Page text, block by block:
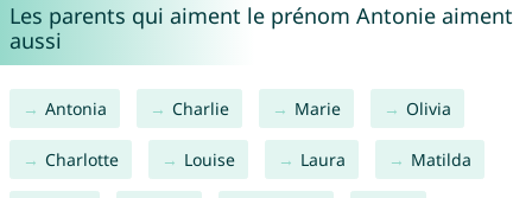
Les parents qui aiment le prénom Antonie aiment
aussi
Antonia Charlie Marie Olivia
Charlotte Louise Laura Matilda